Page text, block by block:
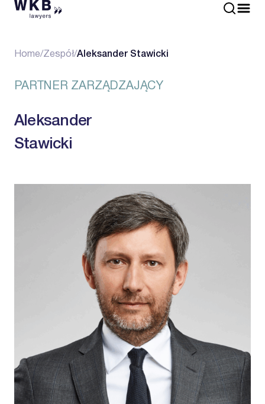
Home/Zespół/Aleksander Stawicki
PARTNER ZARZĄDZAJĄCY
Aleksander
Stawicki